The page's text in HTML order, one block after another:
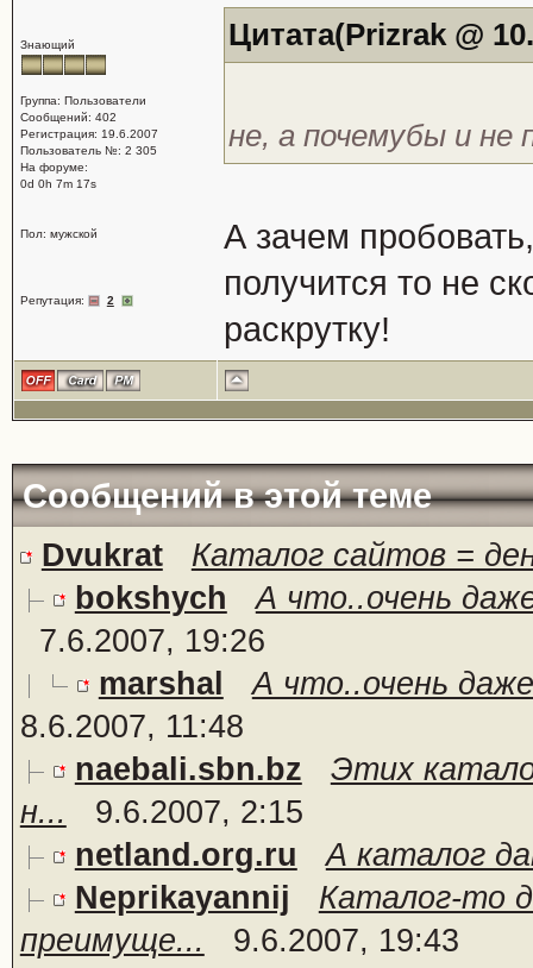
Знающий
Группа: Пользователи
Сообщений: 402
Регистрация: 19.6.2007
Пользователь №: 2 305
На форуме:
0d 0h 7m 17s
Пол: мужской
Репутация: 2
Цитата(Prizrak @
не, а почемубы и не
А зачем
получится то не
раскрутку!
Сообщений в этой теме
Dvukrat
Каталог сайтов =
bokshych
А что..очень
7.6.2007, 19:26
marshal
А что..очень
8.6.2007, 11:48
naebali.sbn.bz
Этих
н...
9.6.2007, 2:15
netland.org.ru
А каталог
Neprikayannij
Каталог-то
преимуще...
9.6.2007, 19:43